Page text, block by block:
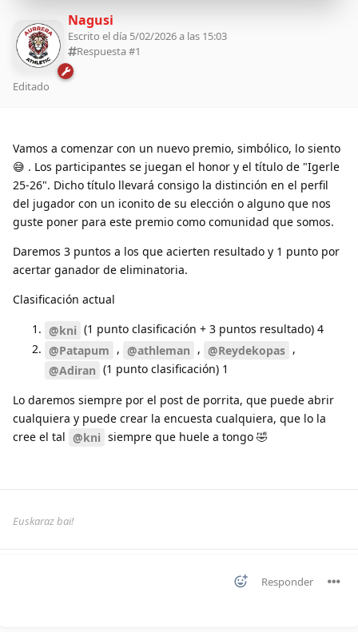
Nagusi
Escrito el día 5/02/2026 a las 15:03
Respuesta #1
Editado
Vamos a comenzar con un nuevo premio, simbólico, lo siento
😅 . Los participantes se juegan el honor y el título de "Igerle
25-26". Dicho título llevará consigo la distinción en el perfil
del jugador con un iconito de su elección o alguno que nos
guste poner para este premio como comunidad que somos.
Daremos 3 puntos a los que acierten resultado y 1 punto por
acertar ganador de eliminatoria.
Clasificación actual
@kni (1 punto clasificación + 3 puntos resultado) 4
@Patapum , @athleman , @Reydekopas ,
@Adiran (1 punto clasificación) 1
Lo daremos siempre por el post de porrita, que puede abrir
cualquiera y puede crear la encuesta cualquiera, que lo la
cree el tal @kni siempre que huele a tongo 🤣
Euskaraz bai!
Responder